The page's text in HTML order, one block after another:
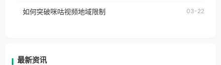
户收听网易云音乐地区版权限制」的问题，无论人在
如何突破咪咕视频地域限制 03-22
最新资讯